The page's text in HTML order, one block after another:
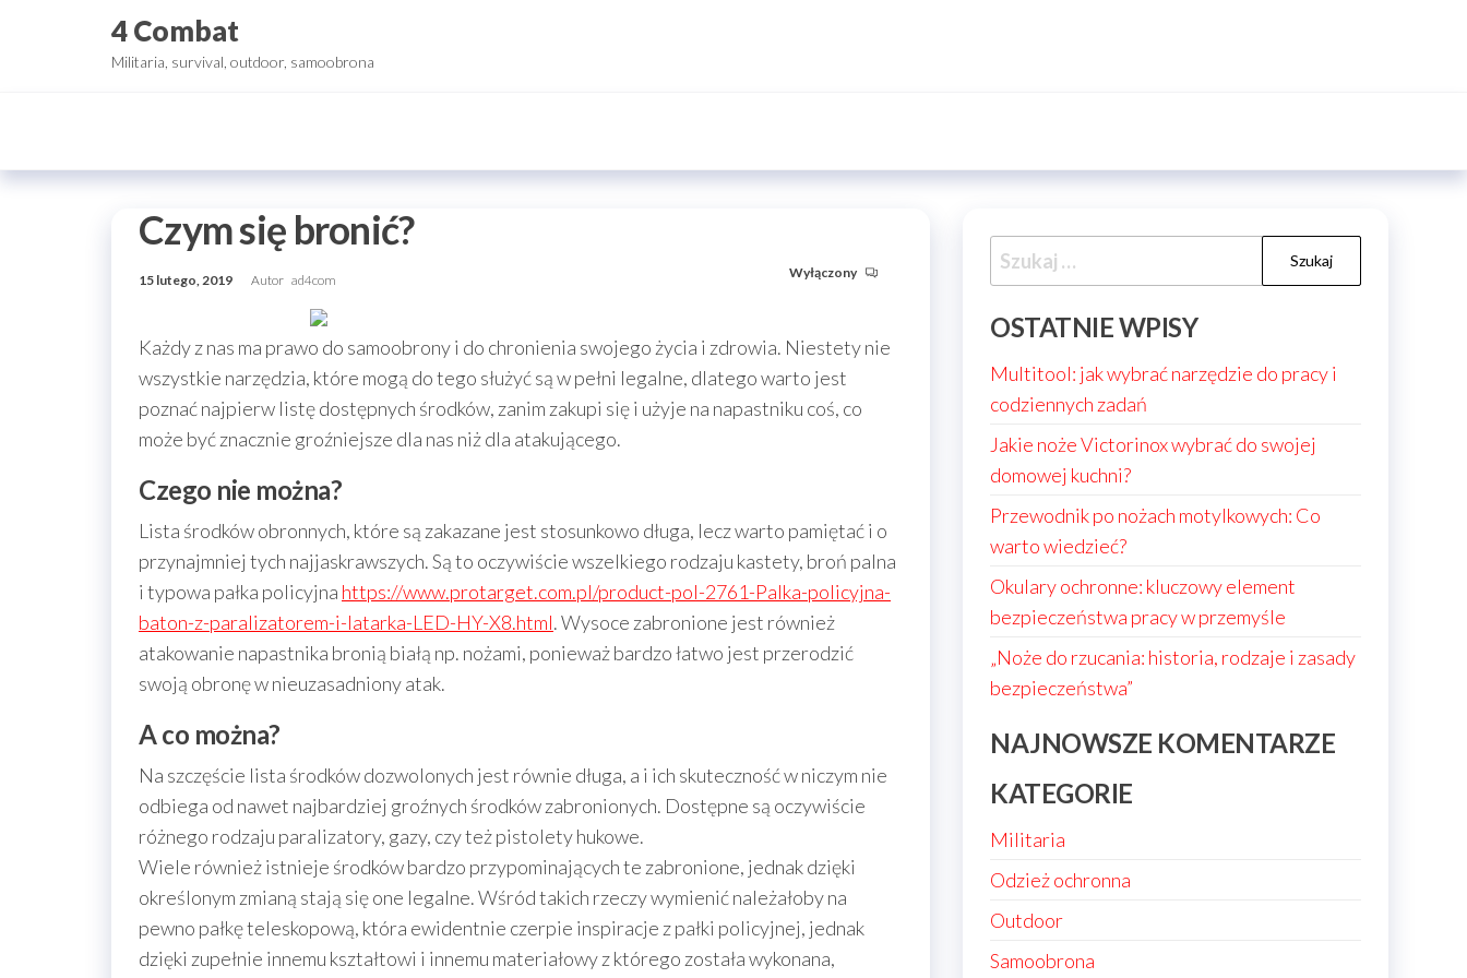
4 Combat
Militaria, survival, outdoor, samoobrona
Czym się bronić?
15 lutego, 2019 Autor ad4com Wyłączony
Każdy z nas ma prawo do samoobrony i do chronienia swojego życia i zdrowia. Niestety nie
wszystkie narzędzia, które mogą do tego służyć są w pełni legalne, dlatego warto jest
poznać najpierw listę dostępnych środków, zanim zakupi się i użyje na napastniku coś, co
może być znacznie groźniejsze dla nas niż dla atakującego.
Czego nie można?
Lista środków obronnych, które są zakazane jest stosunkowo długa, lecz warto pamiętać i o
przynajmniej tych najjaskrawszych. Są to oczywiście wszelkiego rodzaju kastety, broń palna
i typowa pałka policyjna https://www.protarget.com.pl/product-pol-2761-Palka-policyjna-
baton-z-paralizatorem-i-latarka-LED-HY-X8.html. Wysoce zabronione jest również
atakowanie napastnika bronią białą np. nożami, ponieważ bardzo łatwo jest przerodzić
swoją obronę w nieuzasadniony atak.
A co można?
Na szczęście lista środków dozwolonych jest równie długa, a i ich skuteczność w niczym nie
odbiega od nawet najbardziej groźnych środków zabronionych. Dostępne są oczywiście
różnego rodzaju paralizatory, gazy, czy też pistolety hukowe.
Wiele również istnieje środków bardzo przypominających te zabronione, jednak dzięki
określonym zmianą stają się one legalne. Wśród takich rzeczy wymienić należałoby na
pewno pałkę teleskopową, która ewidentnie czerpie inspiracje z pałki policyjnej, jednak
dzięki zupełnie innemu kształtowi i innemu materiałowy z którego została wykonana,
Szukaj:
OSTATNIE WPISY
Multitool: jak wybrać narzędzie do pracy i
codziennych zadań
Jakie noże Victorinox wybrać do swojej
domowej kuchni?
Przewodnik po nożach motylkowych: Co
warto wiedzieć?
Okulary ochronne: kluczowy element
bezpieczeństwa pracy w przemyśle
„Noże do rzucania: historia, rodzaje i zasady
bezpieczeństwa”
NAJNOWSZE KOMENTARZE
KATEGORIE
Militaria
Odzież ochronna
Outdoor
Samoobrona